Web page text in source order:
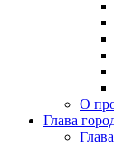
О
Глава